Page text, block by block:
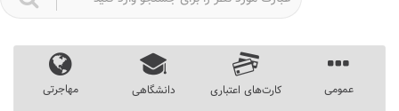
عمومی کارت‌های اعتباری دانشگاهی مهاجرتی